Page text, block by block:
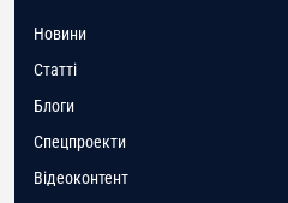
Новини
Статті
Блоги
Спецпроекти
Відеоконтент